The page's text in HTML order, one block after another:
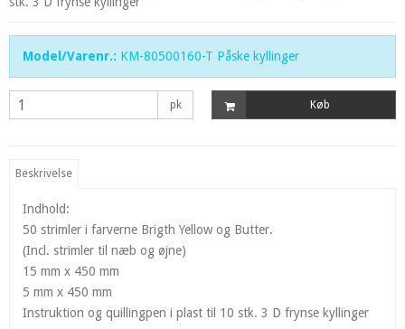
Model/Varenr.: KM-80500160-T Påske kyllinger
pk Køb
Beskrivelse
Indhold:
50 strimler i farverne Brigth Yellow og Butter.
(Incl. strimler til næb og øjne)
15 mm x 450 mm
5 mm x 450 mm
Instruktion og quillingpen i plast til 10 stk. 3 D frynse kyllinger